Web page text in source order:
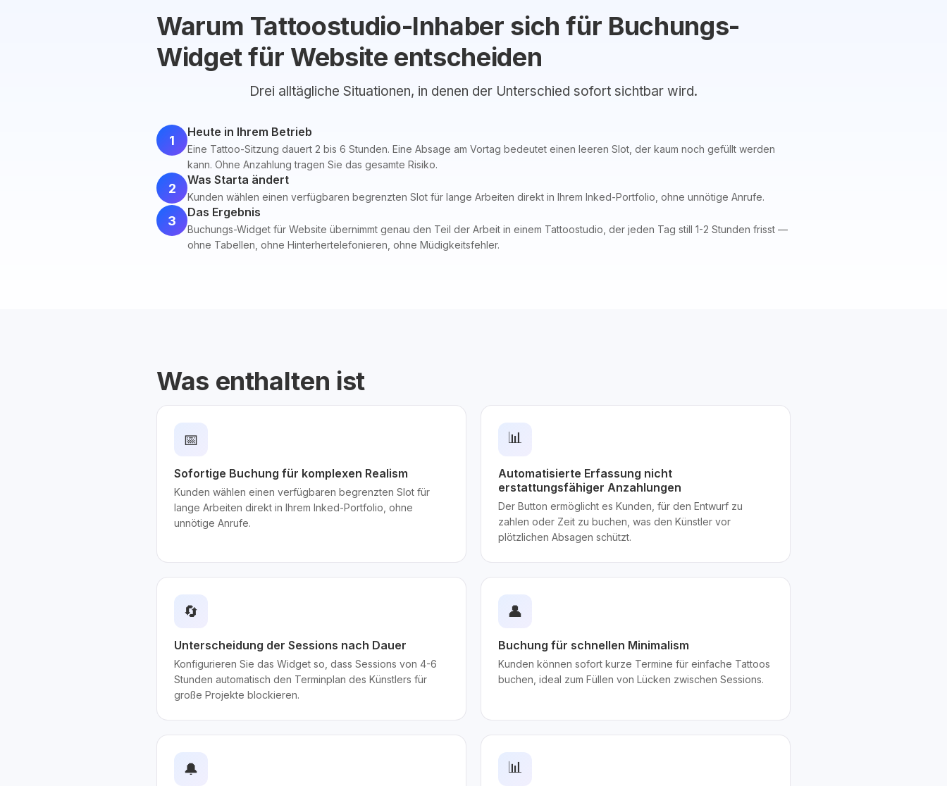
Warum Tattoostudio-Inhaber sich für Buchungs-
Widget für Website entscheiden
Drei alltägliche Situationen, in denen der Unterschied sofort sichtbar wird.
1
Heute in Ihrem Betrieb
Eine Tattoo-Sitzung dauert 2 bis 6 Stunden. Eine Absage am Vortag bedeutet einen leeren Slot, der kaum noch gefüllt werden
kann. Ohne Anzahlung tragen Sie das gesamte Risiko.
2
Was Starta ändert
Kunden wählen einen verfügbaren begrenzten Slot für lange Arbeiten direkt in Ihrem Inked-Portfolio, ohne unnötige Anrufe.
3
Das Ergebnis
Buchungs-Widget für Website übernimmt genau den Teil der Arbeit in einem Tattoostudio, der jeden Tag still 1-2 Stunden frisst —
ohne Tabellen, ohne Hinterhertelefonieren, ohne Müdigkeitsfehler.
Was enthalten ist
📅
Sofortige Buchung für komplexen Realism
Kunden wählen einen verfügbaren begrenzten Slot für
lange Arbeiten direkt in Ihrem Inked-Portfolio, ohne
unnötige Anrufe.
📊
Automatisierte Erfassung nicht
erstattungsfähiger Anzahlungen
Der Button ermöglicht es Kunden, für den Entwurf zu
zahlen oder Zeit zu buchen, was den Künstler vor
plötzlichen Absagen schützt.
🔄
Unterscheidung der Sessions nach Dauer
Konfigurieren Sie das Widget so, dass Sessions von 4-6
Stunden automatisch den Terminplan des Künstlers für
große Projekte blockieren.
👤
Buchung für schnellen Minimalism
Kunden können sofort kurze Termine für einfache Tattoos
buchen, ideal zum Füllen von Lücken zwischen Sessions.
🔔 📊